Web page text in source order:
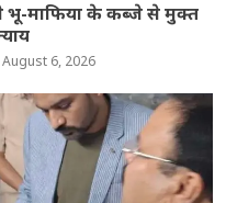
माफिया के कब्जे से मुक्त
August 6, 2026